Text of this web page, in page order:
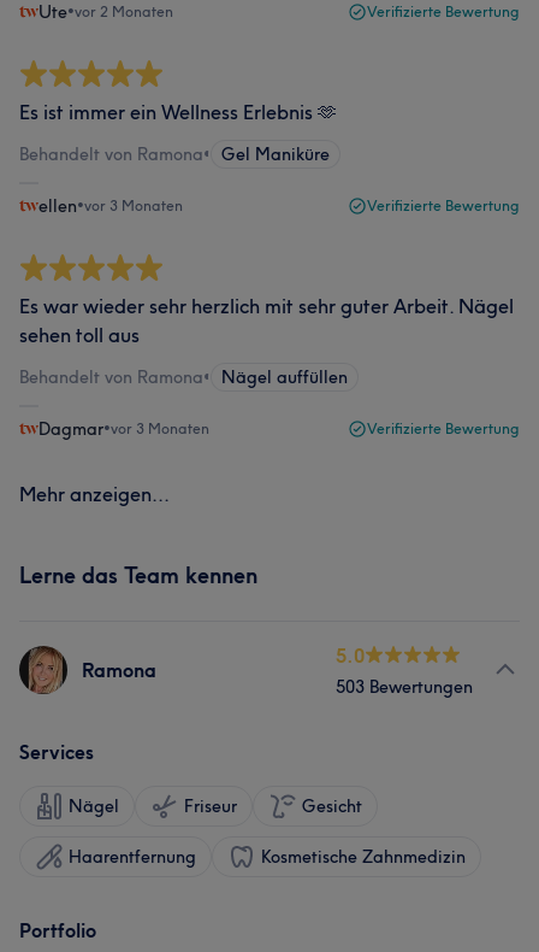
Ute•vor 2 Monaten Verifizierte Bewertung
Es ist immer ein Wellness Erlebnis 🫶
Behandelt von Ramona• Gel Maniküre
ellen•vor 3 Monaten Verifizierte Bewertung
Es war wieder sehr herzlich mit sehr guter Arbeit. Nägel
sehen toll aus
Behandelt von Ramona• Nägel auffüllen
Dagmar•vor 3 Monaten Verifizierte Bewertung
Mehr anzeigen...
Lerne das Team kennen
Ramona
5.0
503 Bewertungen
Services
Nägel Friseur Gesicht
Haarentfernung Kosmetische Zahnmedizin
Portfolio